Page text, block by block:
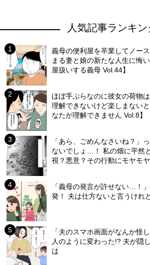
人気記事ランキン
義母の便利屋を卒業してノー
まる妻と娘の新たな人生に悔
屋扱いする義母 Vol.44】
ほぼ手ぶらなのに彼女の荷物
理解できないけど楽しまない
なたが理解できません Vol.8】
「あら、ごめんなさいね？」
ないでしょ…！ 私の畑に平然
視？悪意？その行動にモヤモ
「義母の発言が許せない…！
発！ 夫は仕方ないと言うけれ
「夫のスマホ画面がなんか怪
人のように変わった!? 夫が隠
は